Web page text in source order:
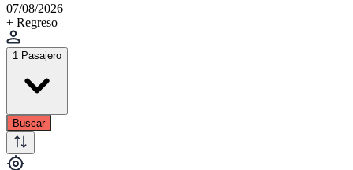
07/08/2026
+ Regreso
1 Pasajero
Buscar